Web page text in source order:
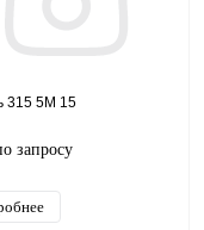
315 5M 15
запросу